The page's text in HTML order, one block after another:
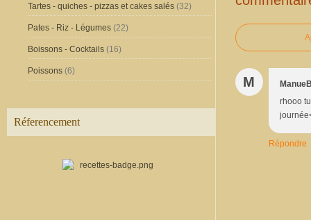
Tartes - quiches - pizzas et cakes salés (32)
Pates - Riz - Légumes (22)
Boissons - Cocktails (16)
Poissons (6)
Réferencement
M
rhooo
Répondre